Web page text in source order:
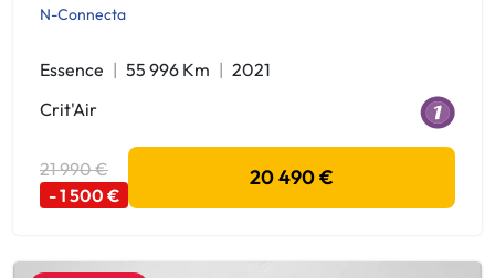
N-Connecta
Essence 55 996 Km
2021
Crit'Air
21 990 €
- 1 500 €
20 490 €